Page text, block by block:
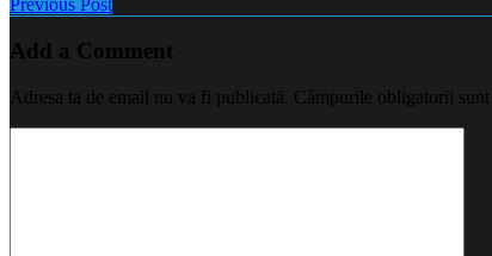
Add a Comment
Adresa ta de email nu va fi publicată. Câmpurile obligatorii sunt